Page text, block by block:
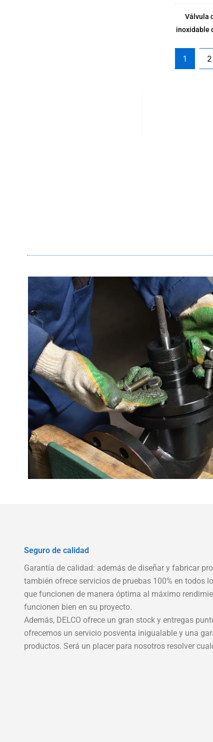
Válvula
inoxidable
1 2
Seguro de calidad
Garantía de calidad: además de diseñar y fabricar
también ofrece servicios de pruebas 100% en todos
que funcionen de manera óptima al máximo
funcionen bien en su proyecto.
Además, DELCO ofrece un gran stock y entregas
ofrecemos un servicio posventa inigualable y una
productos. Será un placer para nosotros resolver